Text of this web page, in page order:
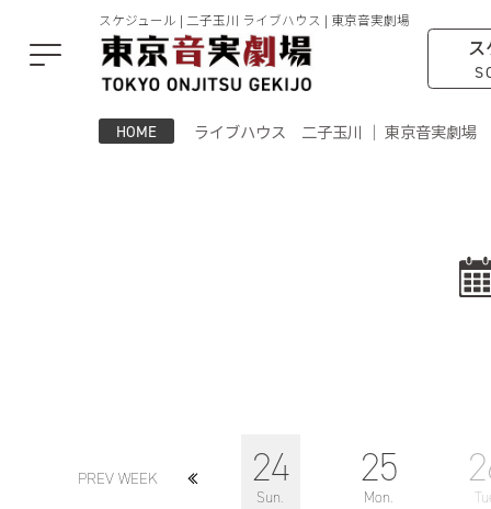
スケジュール | 二子玉川 ライブハウス | 東京音実劇場
HOME ライブハウス 二子玉川 ｜ 東京音実劇場
PREV WEEK 24
Sun.
25
Mon.